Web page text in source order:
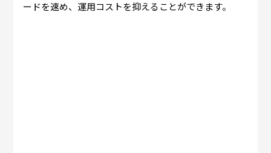
ードを速め、運用コストを抑えることができます。